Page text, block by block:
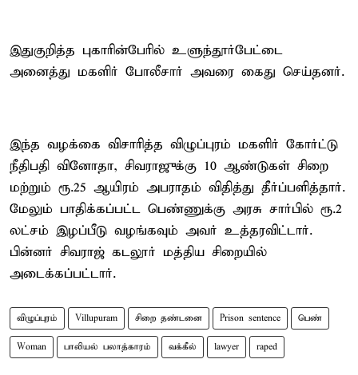
இதுகுறித்த புகாரின்பேரில் உளுந்தூர்பேட்டை
அனைத்து மகளிர் போலீசார் அவரை கைது செய்தனர்.
இந்த வழக்கை விசாரித்த விழுப்புரம் மகளிர் கோர்ட்டு
நீதிபதி வினோதா, சிவராஜுக்கு 10 ஆண்டுகள் சிறை
மற்றும் ரூ.25 ஆயிரம் அபராதம் விதித்து தீர்ப்பளித்தார்.
மேலும் பாதிக்கப்பட்ட பெண்ணுக்கு அரசு சார்பில் ரூ.2
லட்சம் இழப்பீடு வழங்கவும் அவர் உத்தரவிட்டார்.
பின்னர் சிவராஜ் கடலூர் மத்திய சிறையில்
அடைக்கப்பட்டார்.
விழுப்புரம் Villupuram சிறை தண்டனை Prison sentence பெண்
Woman பாலியல் பலாத்காரம் வக்கீல் lawyer raped